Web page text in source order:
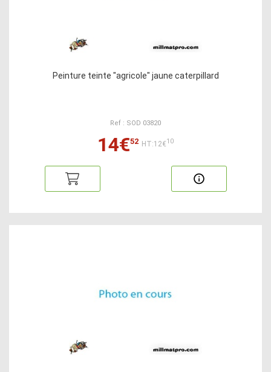
Peinture teinte "agricole" jaune caterpillard
Ref : SOD 03820
14€52 HT:12€10